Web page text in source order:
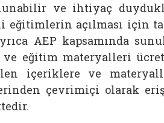
ve ihtiyaç
eğitimlerin açılması için
AEP kapsamında
eğitim materyalleri
içeriklere ve
çevrimiçi olarak